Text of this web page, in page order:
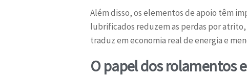
Além disso, os elementos de apoio têm
lubrificados reduzem as perdas por
traduz em economia real de energia e
O papel dos rolamentos